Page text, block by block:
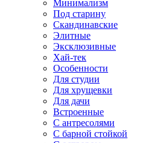
Минимализм
Под старину
Скандинавские
Элитные
Эксклюзивные
Хай-тек
Особенности
Для студии
Для хрущевки
Для дачи
Встроенные
С антресолями
С барной стойкой